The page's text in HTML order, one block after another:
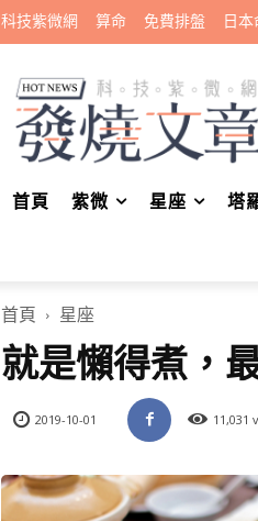
科技紫微網 算命 免費排盤 日本
首頁 紫微 星座 塔
首頁 星座
就是懶得煮，
2019-10-01 11,031